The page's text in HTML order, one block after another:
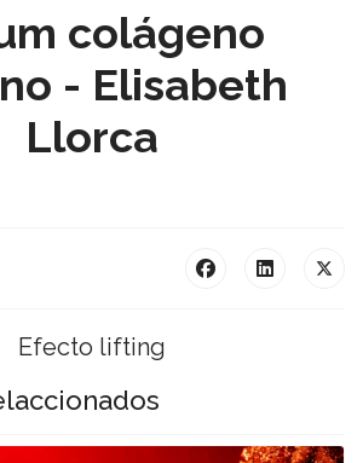
colágeno
- Elisabeth
Llorca
Efecto lifting